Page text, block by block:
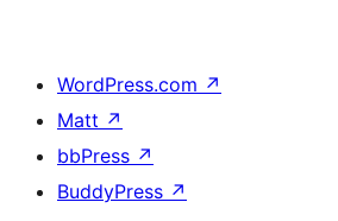
WordPress.com ↗
Matt ↗
bbPress ↗
BuddyPress ↗